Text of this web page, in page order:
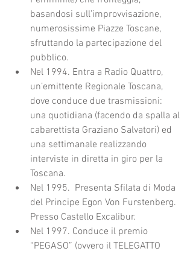
basandosi sull’improvvisazione,
numerosissime Piazze Toscane,
sfruttando la partecipazione del
pubblico.
Nel 1994. Entra a Radio Quattro,
un’emittente Regionale Toscana,
dove conduce due trasmissioni:
una quotidiana (facendo da spalla al
cabarettista Graziano Salvatori) ed
una settimanale realizzando
interviste in diretta in giro per la
Toscana.
Nel 1995.  Presenta Sfilata di Moda
del Principe Egon Von Furstenberg.
Presso Castello Excalibur.
Nel 1997. Conduce il premio
“PEGASO” (ovvero il TELEGATTO